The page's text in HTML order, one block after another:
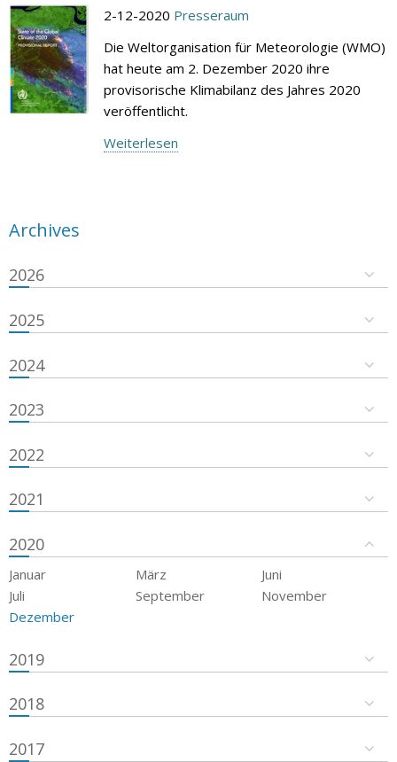
2-12-2020 Presseraum
Die Weltorganisation für Meteorologie (WMO)
hat heute am 2. Dezember 2020 ihre
provisorische Klimabilanz des Jahres 2020
veröffentlicht.
Weiterlesen
Archives
2026
2025
2024
2023
2022
2021
2020
Januar März
Juni
Juli
September
November
Dezember
2019
2018
2017